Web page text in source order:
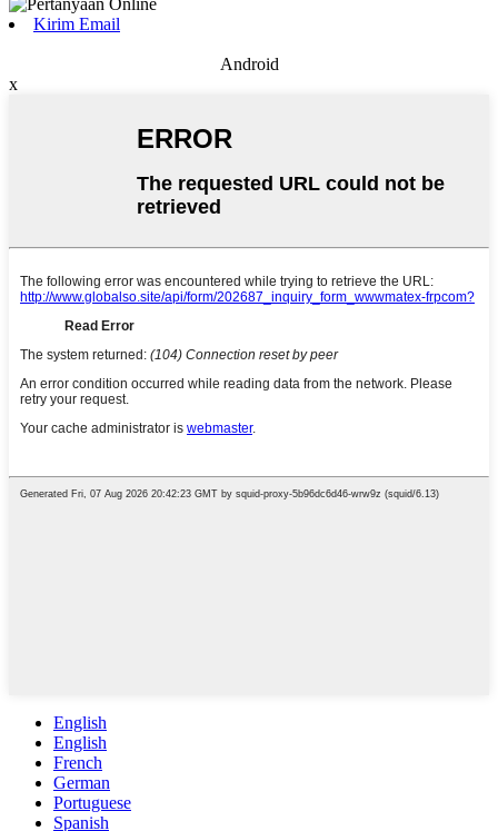
Kirim Email
Android
x
English
English
French
German
Portuguese
Spanish